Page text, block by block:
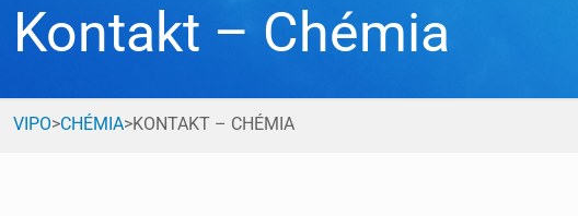
Kontakt – Chémia
VIPO>CHÉMIA>KONTAKT – CHÉMIA